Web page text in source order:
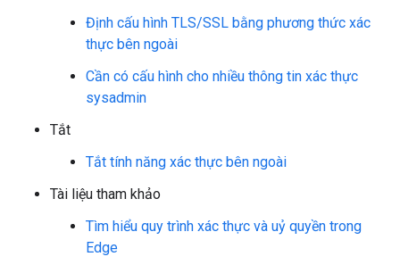
Định cấu hình TLS/SSL bằng phương thức xác
thực bên ngoài
Cần có cấu hình cho nhiều thông tin xác thực
sysadmin
Tắt
Tắt tính năng xác thực bên ngoài
Tài liệu tham khảo
Tìm hiểu quy trình xác thực và uỷ quyền trong
Edge